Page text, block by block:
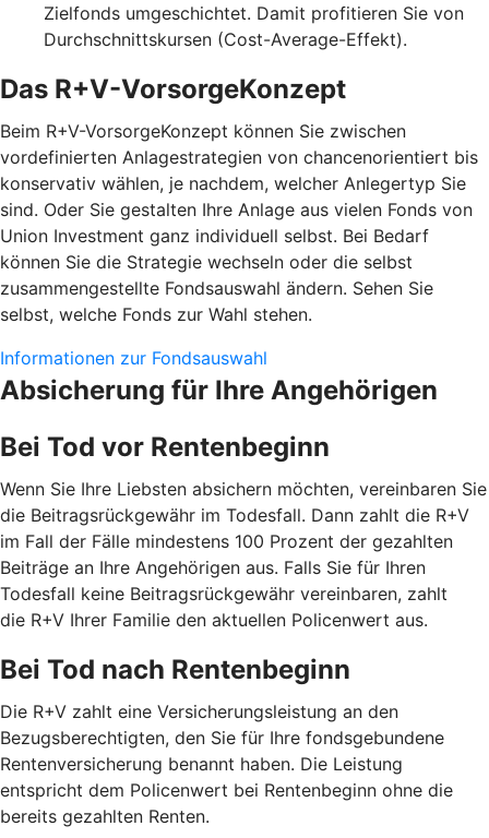
Zielfonds umgeschichtet. Damit profitieren Sie von
Durchschnittskursen (Cost-Average-Effekt).
Das R+V-VorsorgeKonzept
Beim R+V-VorsorgeKonzept können Sie zwischen
vordefinierten Anlagestrategien von chancenorientiert bis
konservativ wählen, je nachdem, welcher Anlegertyp Sie
sind. Oder Sie gestalten Ihre Anlage aus vielen Fonds von
Union Investment ganz individuell selbst. Bei Bedarf
können Sie die Strategie wechseln oder die selbst
zusammengestellte Fondsauswahl ändern. Sehen Sie
selbst, welche Fonds zur Wahl stehen.
Informationen zur Fondsauswahl
Absicherung für Ihre Angehörigen
Bei Tod vor Rentenbeginn
Wenn Sie Ihre Liebsten absichern möchten, vereinbaren Sie
die Beitragsrückgewähr im Todesfall. Dann zahlt die R+V
im Fall der Fälle mindestens 100 Prozent der gezahlten
Beiträge an Ihre Angehörigen aus. Falls Sie für Ihren
Todesfall keine Beitragsrückgewähr vereinbaren, zahlt
die R+V Ihrer Familie den aktuellen Policenwert aus.
Bei Tod nach Rentenbeginn
Die R+V zahlt eine Versicherungsleistung an den
Bezugsberechtigten, den Sie für Ihre fondsgebundene
Rentenversicherung benannt haben. Die Leistung
entspricht dem Policenwert bei Rentenbeginn ohne die
bereits gezahlten Renten.